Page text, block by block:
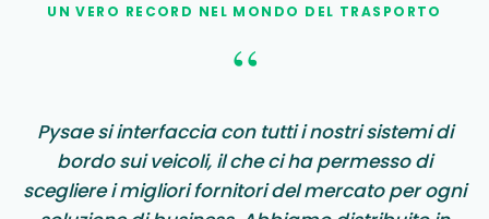
UN VERO RECORD NEL MONDO DEL TRASPORTO
“
Pysae si interfaccia con tutti i nostri sistemi di
bordo sui veicoli, il che ci ha permesso di
scegliere i migliori fornitori del mercato per ogni